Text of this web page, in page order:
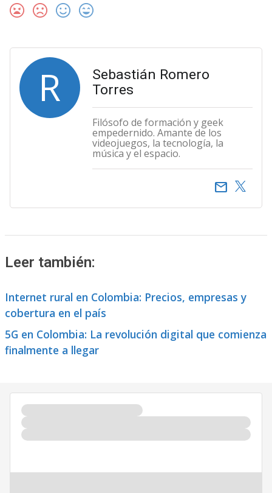
R
Sebastián Romero
Torres
Filósofo de formación y geek
empedernido. Amante de los
videojuegos, la tecnología, la
música y el espacio.
email
Leer también:
Internet rural en Colombia: Precios, empresas y
cobertura en el país
5G en Colombia: La revolución digital que comienza
finalmente a llegar